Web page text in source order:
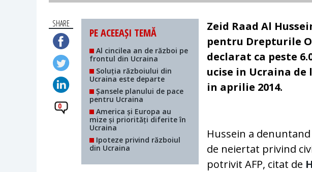
SHARE
0
PE ACEEAȘI TEMĂ
Al cincilea an de război pe
frontul din Ucraina
Soluția războiului din
Ucraina este departe
Șansele planului de pace
pentru Ucraina
America și Europa au
mize și priorități diferite în
Ucraina
Ipoteze privind războiul
din Ucraina
Zeid Raad Al
pentru Drepturile
declarat ca peste
ucise in Ucraina
in aprilie 2014.
Hussein a
de neiertat privind
potrivit AFP, citat de